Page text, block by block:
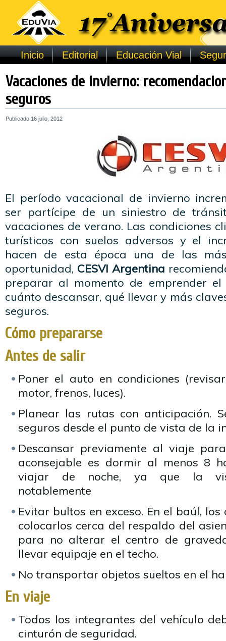
Inicio Editorial Educación Vial
Vacaciones de invierno:
seguros
Publicado 16 julio, 2012
El período vacacional de invierno
ser partícipe de un siniestro de
vacaciones de verano. Las condiciones
turísticos con suelos adversos y el
hacen de esta época una de las
oportunidad, CESVI Argentina
preparar al momento de emprender el
cuánto descansar, qué llevar y más
seguros.
Cómo prepararse
Antes de salir
Poner el auto en condiciones
motor, frenos, luces).
Planear las rutas con anticipación.
seguros desde el punto de vista de la
Descansar previamente al viaje
aconsejable es dormir al menos 8
viajar de noche, ya que la
notablemente
Evitar bultos en exceso. En el baúl,
colocarlos cerca del respaldo del
para no alterar el centro de
llevar equipaje en el techo.
No transportar objetos sueltos en el
En viaje
Todos los integrantes del vehículo
cinturón de seguridad.